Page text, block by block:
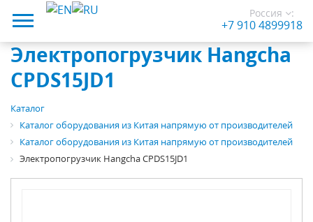
Россия
+7 910 4899918
:
Электропогрузчик Hangcha
CPDS15JD1
Каталог
Каталог оборудования из Китая напрямую от производителей
Каталог оборудования из Китая напрямую от производителей
Электропогрузчик Hangcha CPDS15JD1